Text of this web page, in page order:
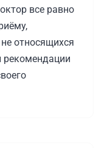
все равно
относящихся
рекомендации